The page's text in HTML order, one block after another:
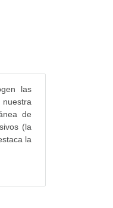
las
de
(la
la